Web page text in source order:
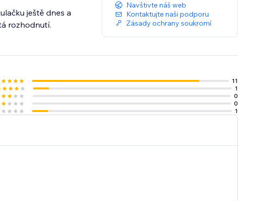
ještě dnes a
rozhodnutí.
Navštivte náš web
Kontaktujte naši podporu
Zásady ochrany soukromí
11
1
0
0
1